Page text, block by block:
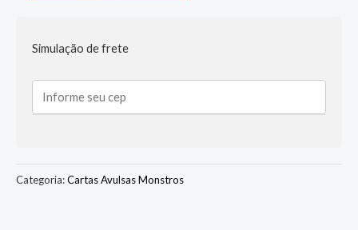
Simulação de frete
Categoria:Cartas Avulsas Monstros